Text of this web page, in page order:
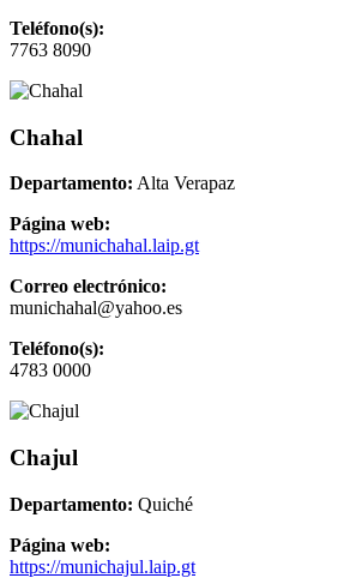
Teléfono(s):
7763 8090
Chahal
Departamento: Alta Verapaz
Página web:
https://munichahal.laip.gt
Correo electrónico:
munichahal@yahoo.es
Teléfono(s):
4783 0000
Chajul
Departamento: Quiché
Página web:
https://munichajul.laip.gt